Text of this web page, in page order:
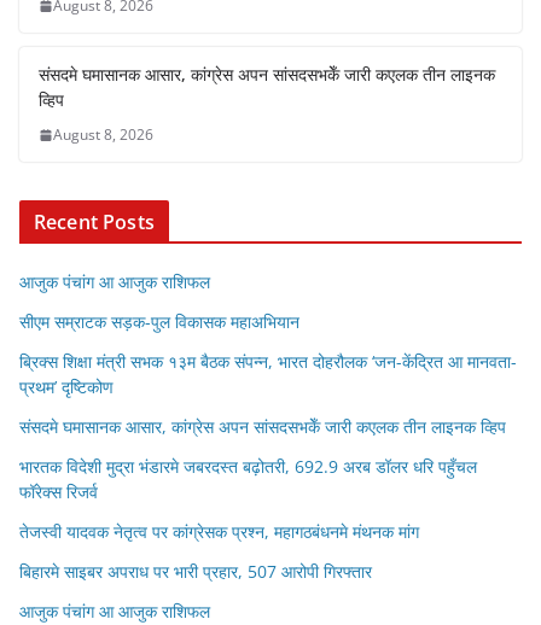
August 8, 2026
संसदमे घमासानक आसार, कांग्रेस अपन सांसदसभकेँ जारी कएलक तीन लाइनक
व्हिप
August 8, 2026
Recent Posts
आजुक पंचांग आ आजुक राशिफल
सीएम सम्राटक सड़क-पुल विकासक महाअभियान
ब्रिक्स शिक्षा मंत्री सभक १३म बैठक संपन्न, भारत दोहरौलक ‘जन-केंद्रित आ मानवता-
प्रथम’ दृष्टिकोण
संसदमे घमासानक आसार, कांग्रेस अपन सांसदसभकेँ जारी कएलक तीन लाइनक व्हिप
भारतक विदेशी मुद्रा भंडारमे जबरदस्त बढ़ोतरी, 692.9 अरब डॉलर धरि पहुँचल
फॉरेक्स रिजर्व
तेजस्वी यादवक नेतृत्व पर कांग्रेसक प्रश्न, महागठबंधनमे मंथनक मांग
बिहारमे साइबर अपराध पर भारी प्रहार, 507 आरोपी गिरफ्तार
आजुक पंचांग आ आजुक राशिफल